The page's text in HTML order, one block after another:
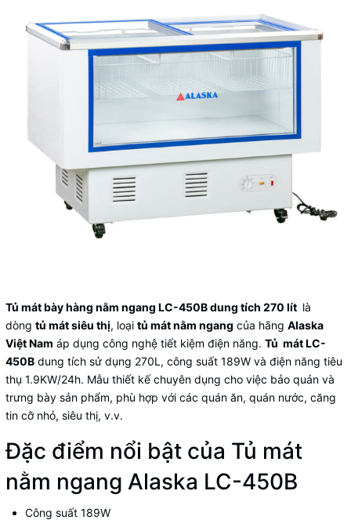
Tủ mát bày hàng nằm ngang LC-450B dung tích 270 lít là
dòng tủ mát siêu thị, loại tủ mát nằm ngang của hãng Alaska
Việt Nam áp dụng công nghệ tiết kiệm điện năng. Tủ mát LC-
450B dung tích sử dụng 270L, công suất 189W và điện năng tiêu
thụ 1.9KW/24h. Mẫu thiết kế chuyên dụng cho việc bảo quản và
trưng bày sản phẩm, phù hợp với các quán ăn, quán nước, căng
tin cỡ nhỏ, siêu thị, v.v.
Đặc điểm nổi bật của Tủ mát
nằm ngang Alaska LC-450B
Công suất 189W